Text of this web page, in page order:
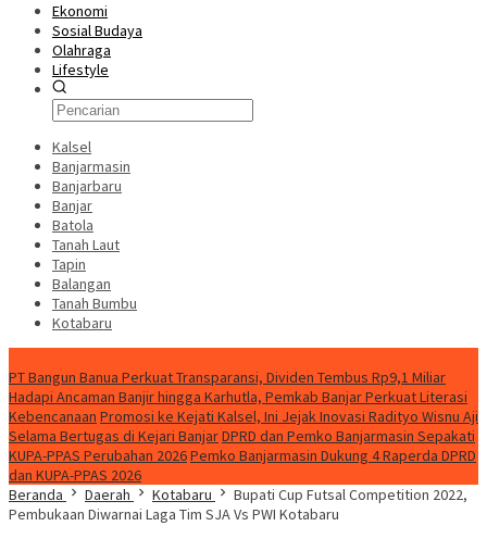
Ekonomi
Sosial Budaya
Olahraga
Lifestyle
Kalsel
Banjarmasin
Banjarbaru
Banjar
Batola
Tanah Laut
Tapin
Balangan
Tanah Bumbu
Kotabaru
PT Bangun Banua Perkuat Transparansi, Dividen Tembus Rp9,1 Miliar
Hadapi Ancaman Banjir hingga Karhutla, Pemkab Banjar Perkuat Literasi
Kebencanaan Promosi ke Kejati Kalsel, Ini Jejak Inovasi Radityo Wisnu Aji
Selama Bertugas di Kejari BanjarDPRD dan Pemko Banjarmasin Sepakati
KUPA-PPAS Perubahan 2026Pemko Banjarmasin Dukung 4 Raperda DPRD
dan KUPA-PPAS 2026
Beranda
Daerah Kotabaru
Bupati Cup Futsal Competition 2022,
Pembukaan Diwarnai Laga Tim SJA Vs PWI Kotabaru